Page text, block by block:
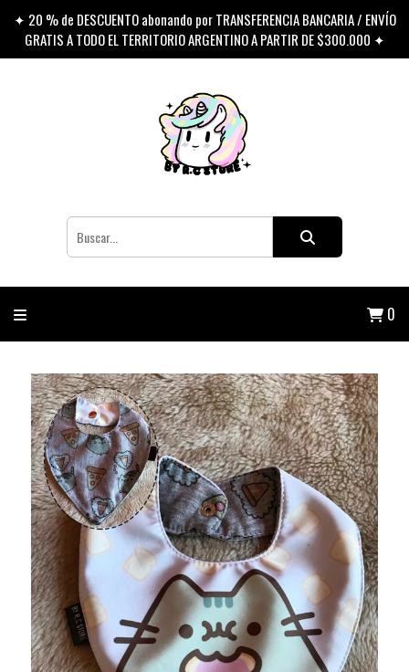
✦ 20 % de DESCUENTO abonando por TRANSFERENCIA BANCARIA / ENVÍO
GRATIS A TODO EL TERRITORIO ARGENTINO A PARTIR DE $300.000 ✦
0